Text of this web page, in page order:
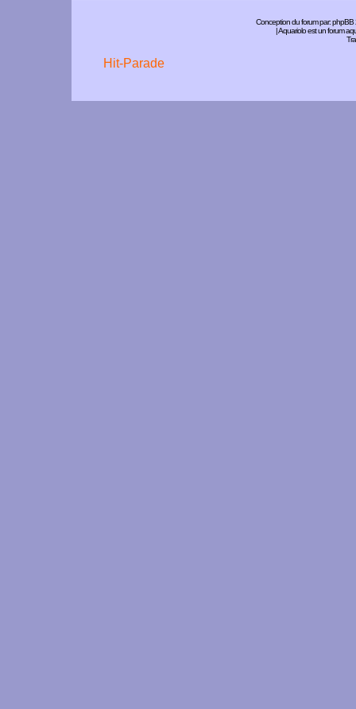
Conception du forum par:phpBB
| Aquariolo est un forum